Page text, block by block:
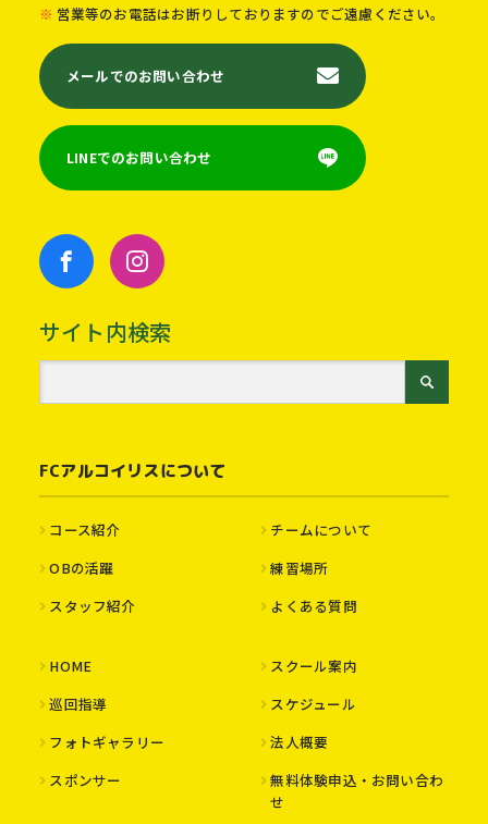
営業等のお電話はお断りしておりますのでご遠慮ください。
メールでのお問い合わせ
LINEでのお問い合わせ
サイト内検索
FCアルコイリスについて
コース紹介
チームについて
OBの活躍
練習場所
スタッフ紹介
よくある質問
HOME
スクール案内
巡回指導
スケジュール
フォトギャラリー
法人概要
スポンサー
無料体験申込・お問い合わ
せ